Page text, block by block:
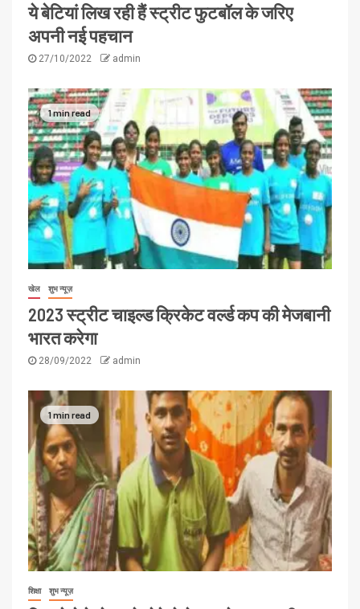
ये बेटियां लिख रही हैं स्ट्रीट फुटबॉल के जरिए
अपनी नई पहचान
27/10/2022 admin
1 min read
खेल शुभ न्यूज़
2023 स्ट्रीट चाइल्ड क्रिकेट वर्ल्ड कप की मेजबानी
भारत करेगा
28/09/2022 admin
1 min read
शिक्षा शुभ न्यूज़